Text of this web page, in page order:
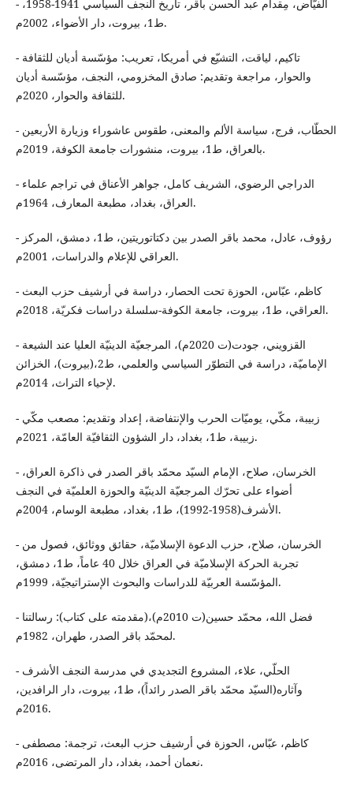
- الفيّاض، مِقدام عبد الحسن باقر، تأريخ النجف السياسي 1941-1958،
ط1، بيروت، دار الأضواء، 2002م.
- تاكيم، لياقت، التشيّع في أمريكا، تعريب: مؤسّسة أديان للثقافة
والحوار، مراجعة وتقديم: صادق المخزومي، النجف، مؤسّسة أديان
للثقافة والحوار، 2020م.
- الحطّاب، فرج، سياسة الألم والمعنى، طقوس عاشوراء وزيارة الأربعين
بالعراق، ط1، بيروت، منشورات جامعة الكوفة، 2019م.
- الدراجي الرضوي، الشريف كامل، جواهر الأعناق في تراجم علماء
العراق، بغداد، مطبعة المعارف، 1964م.
- رؤوف، عادل، محمد باقر الصدر بين دكتاتوريتين، ط1، دمشق، المركز
العراقي للإعلام والدراسات، 2001م.
- كاظم، عبّاس، الحوزة تحت الحصار، دراسة في أرشيف حزب البعث
العراقي، ط1، بيروت، جامعة الكوفة-سلسلة دراسات فكريّة، 2018م.
- القزويني، جودت(ت 2020م)، المرجعيّة الدينيّة العليا عند الشيعة
الإماميّة، دراسة في التطوّر السياسي والعلمي، ط2،(بيروت)، الخزائن
لإحياء التراث، 2014م.
- زبيبة، مكّي، يوميّات الحرب والإنتفاضة، إعداد وتقديم: مصعب مكّي
زبيبة، ط1، بغداد، دار الشؤون الثقافيّة العامّة، 2021م.
- الخرسان، صلاح، الإمام السيّد محمّد باقر الصدر في ذاكرة العراق،
أضواء على تحرّك المرجعيّة الدينيّة والحوزة العلميّة في النجف
الأشرف(1958-1992)، ط1، بغداد، مطبعة الوسام، 2004م.
- الخرسان، صلاح، حزب الدعوة الإسلاميّة، حقائق ووثائق، فصول من
تجربة الحركة الإسلاميّة في العراق خلال 40 عاماً، ط1، دمشق،
المؤسّسة العربيّة للدراسات والبحوث الإستراتيجيّة، 1999م.
- فضل الله، محمّد حسين(ت 2010م)،(مقدمته على كتاب): رسالتنا
لمحمّد باقر الصدر، طهران، 1982م.
- الحلّي، علاء، المشروع التجديدي في مدرسة النجف الأشرف
وآثاره(السيّد محمّد باقر الصدر رائداً)، ط1، بيروت، دار الرافدين،
2016م.
- كاظم، عبّاس، الحوزة في أرشيف حزب البعث، ترجمة: مصطفى
نعمان أحمد، بغداد، دار المرتضى، 2016م.